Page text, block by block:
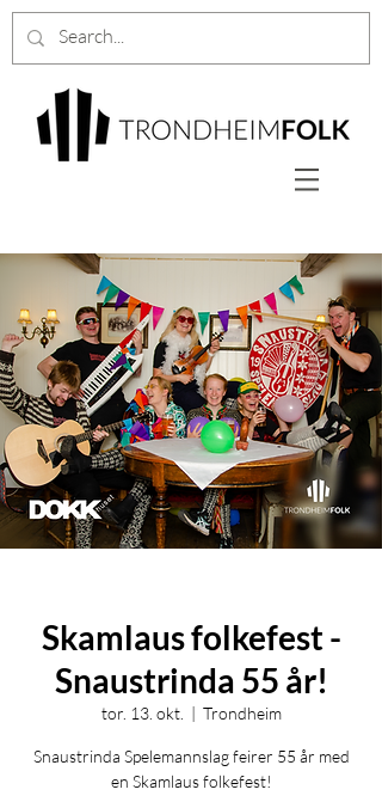
Skamlaus folkefest -
Snaustrinda 55 år!
tor. 13. okt.
  |
Trondheim
Snaustrinda Spelemannslag feirer 55 år med
en Skamlaus folkefest!